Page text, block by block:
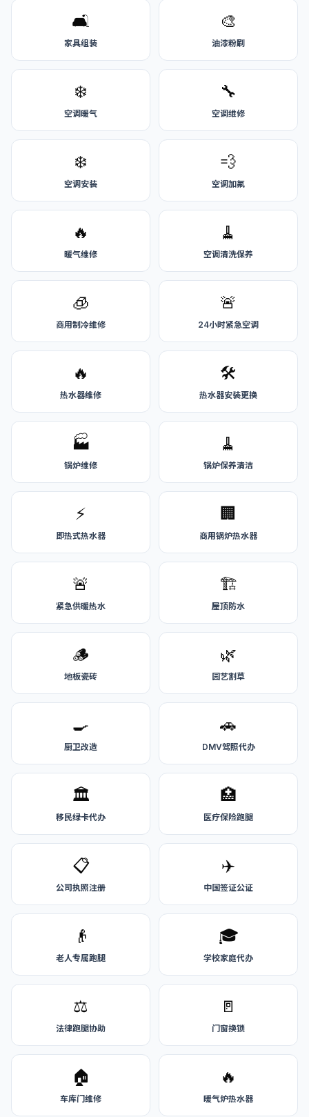
🛋️
家具组装
🎨
油漆粉刷
❄️
空调暖气
🔧
空调维修
❄️
空调安装
💨
空调加氟
🔥
暖气维修
🧹
空调清洗保养
🧊
商用制冷维修
🚨
24小时紧急空调
🔥
热水器维修
🛠️
热水器安装更换
🏭
锅炉维修
🧹
锅炉保养清洁
⚡
即热式热水器
🏢
商用锅炉热水器
🚨
紧急供暖热水
🏗️
屋顶防水
🪵
地板瓷砖
🌿
园艺割草
🍳
厨卫改造
🚗
DMV驾照代办
🏛️
移民绿卡代办
🏥
医疗保险跑腿
📋
公司执照注册
✈️
中国签证公证
👴
老人专属跑腿
🎓
学校家庭代办
⚖️
法律跑腿协助
🚪
门窗换锁
🏠
车库门维修
🔥
暖气炉热水器